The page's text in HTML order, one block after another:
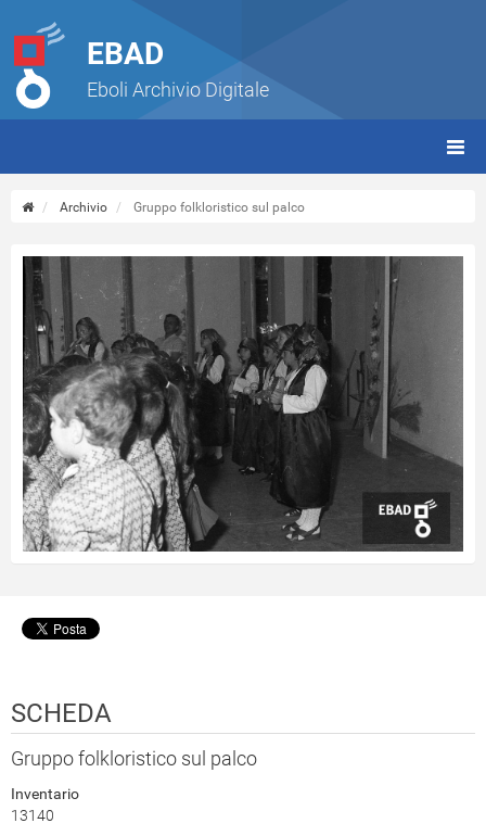
EBAD
Eboli Archivio Digitale
Archivio Gruppo folkloristico sul palco
SCHEDA
Gruppo folkloristico sul palco
Inventario
13140